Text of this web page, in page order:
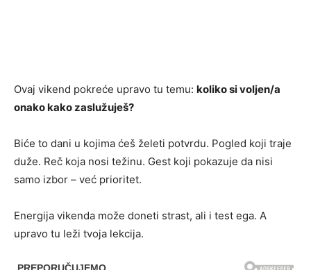
Ovaj vikend pokreće upravo tu temu: koliko si voljen/a
onako kako zaslužuješ?
Biće to dani u kojima ćeš želeti potvrdu. Pogled koji traje
duže. Reč koja nosi težinu. Gest koji pokazuje da nisi
samo izbor – već prioritet.
Energija vikenda može doneti strast, ali i test ega. A
upravo tu leži tvoja lekcija.